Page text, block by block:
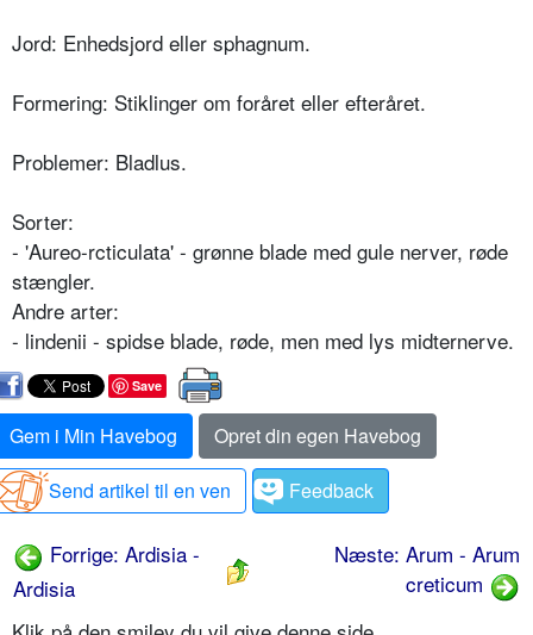
Jord: Enhedsjord eller sphagnum.
Formering: Stiklinger om foråret eller efteråret.
Problemer: Bladlus.
Sorter:
- 'Aureo-rcticulata' - grønne blade med gule nerver, røde
stængler.
Andre arter:
- lindenii - spidse blade, røde, men med lys midternerve.
Save
Gem i Min Havebog
Opret din egen Havebog
Send artikel til en ven
Feedback
Forrige: Ardisia -
Ardisia
Næste: Arum - Arum
creticum